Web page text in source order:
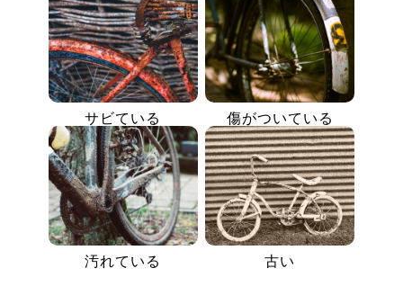
サビている 傷がついている
汚れている 古い